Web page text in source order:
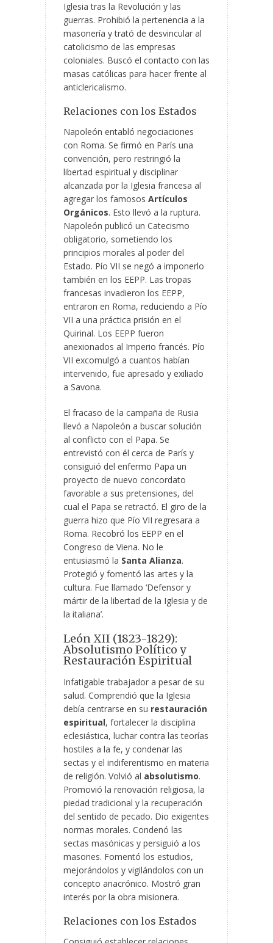
Iglesia tras la Revolución y las
guerras. Prohibió la pertenencia a la
masonería y trató de desvincular al
catolicismo de las empresas
coloniales. Buscó el contacto con las
masas católicas para hacer frente al
anticlericalismo.
Relaciones con los Estados
Napoleón entabló negociaciones
con Roma. Se firmó en París una
convención, pero restringió la
libertad espiritual y disciplinar
alcanzada por la Iglesia francesa al
agregar los famosos Artículos
Orgánicos. Esto llevó a la ruptura.
Napoleón publicó un Catecismo
obligatorio, sometiendo los
principios morales al poder del
Estado. Pío VII se negó a imponerlo
también en los EEPP. Las tropas
francesas invadieron los EEPP,
entraron en Roma, reduciendo a Pío
VII a una práctica prisión en el
Quirinal. Los EEPP fueron
anexionados al Imperio francés. Pío
VII excomulgó a cuantos habían
intervenido, fue apresado y exiliado
a Savona.
El fracaso de la campaña de Rusia
llevó a Napoleón a buscar solución
al conflicto con el Papa. Se
entrevistó con él cerca de París y
consiguió del enfermo Papa un
proyecto de nuevo concordato
favorable a sus pretensiones, del
cual el Papa se retractó. El giro de la
guerra hizo que Pío VII regresara a
Roma. Recobró los EEPP en el
Congreso de Viena. No le
entusiasmó la Santa Alianza.
Protegió y fomentó las artes y la
cultura. Fue llamado ‘Defensor y
mártir de la libertad de la Iglesia y de
la italiana’.
León XII (1823-1829):
Absolutismo Político y
Restauración Espiritual
Infatigable trabajador a pesar de su
salud. Comprendió que la Iglesia
debía centrarse en su restauración
espiritual, fortalecer la disciplina
eclesiástica, luchar contra las teorías
hostiles a la fe, y condenar las
sectas y el indiferentismo en materia
de religión. Volvió al absolutismo.
Promovió la renovación religiosa, la
piedad tradicional y la recuperación
del sentido de pecado. Dio exigentes
normas morales. Condenó las
sectas masónicas y persiguió a los
masones. Fomentó los estudios,
mejorándolos y vigilándolos con un
concepto anacrónico. Mostró gran
interés por la obra misionera.
Relaciones con los Estados